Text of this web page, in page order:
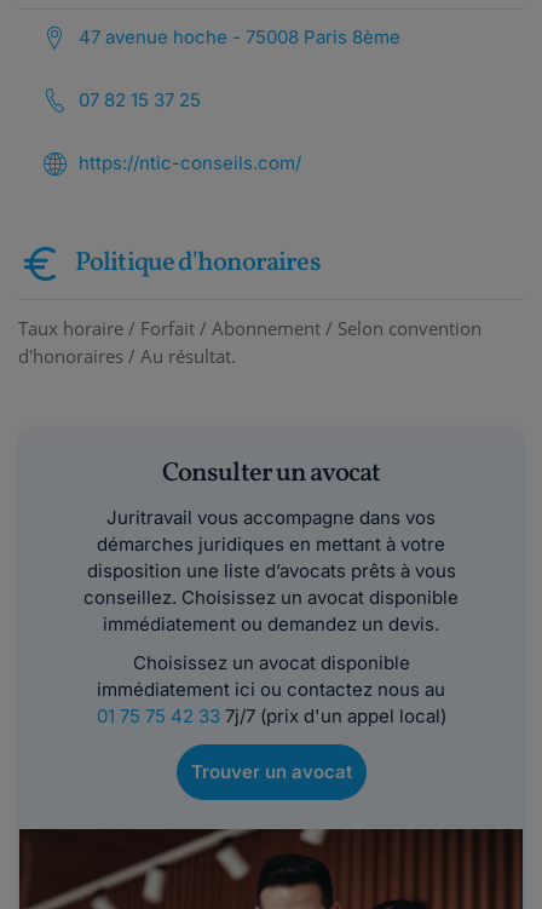
47 avenue hoche - 75008 Paris 8ème
07 82 15 37 25
https://ntic-conseils.com/
Politique d'honoraires
Taux horaire / Forfait / Abonnement / Selon convention
d'honoraires / Au résultat.
Consulter un avocat
Juritravail vous accompagne dans vos
démarches juridiques en mettant à votre
disposition une liste d’avocats prêts à vous
conseillez. Choisissez un avocat disponible
immédiatement ou demandez un devis.
Choisissez un avocat disponible
immédiatement ici ou contactez nous au
01 75 75 42 337j/7 (prix d'un appel local)
Trouver un avocat